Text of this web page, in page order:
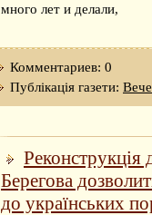
много лет и делали,
Комментариев: 0
Публікація газети:
Берегова
до українських